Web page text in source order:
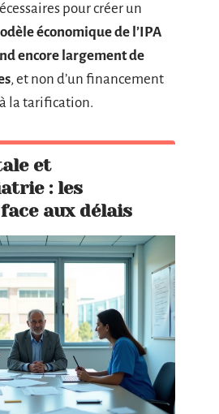
pour créer un
économique de l’IPA
encore largement de
, et non d’un financement
la tarification.
et
: les
aux délais